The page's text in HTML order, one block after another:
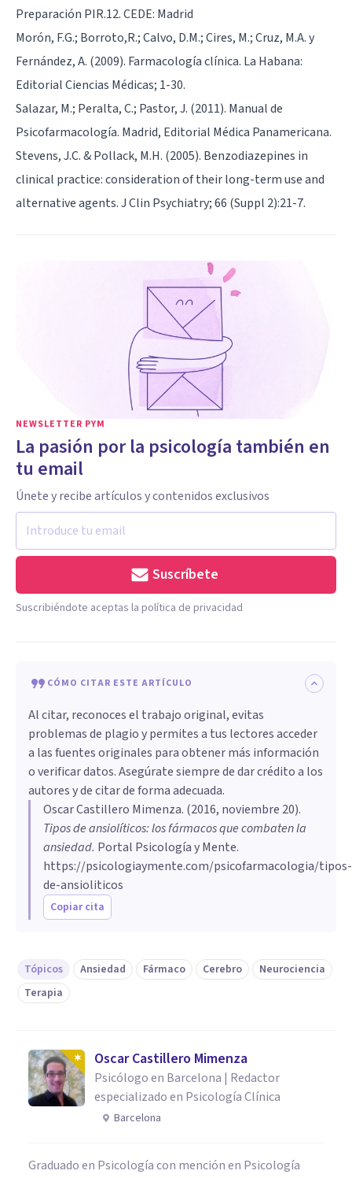
Preparación PIR.12. CEDE: Madrid
Morón, F.G.; Borroto,R.; Calvo, D.M.; Cires, M.; Cruz, M.A. y
Fernández, A. (2009). Farmacología clínica. La Habana:
Editorial Ciencias Médicas; 1-30.
Salazar, M.; Peralta, C.; Pastor, J. (2011). Manual de
Psicofarmacología. Madrid, Editorial Médica Panamericana.
Stevens, J.C. & Pollack, M.H. (2005). Benzodiazepines in
clinical practice: consideration of their long-term use and
alternative agents. J Clin Psychiatry; 66 (Suppl 2):21-7.
NEWSLETTER PYM
La pasión por la psicología también en
tu email
Únete y recibe artículos y contenidos exclusivos
Suscríbete
Suscribiéndote aceptas la política de privacidad
CÓMO CITAR ESTE ARTÍCULO
Al citar, reconoces el trabajo original, evitas
problemas de plagio y permites a tus lectores acceder
a las fuentes originales para obtener más información
o verificar datos. Asegúrate siempre de dar crédito a los
autores y de citar de forma adecuada.
Oscar Castillero Mimenza. (2016, noviembre 20).
Tipos de ansiolíticos: los fármacos que combaten la
ansiedad. Portal Psicología y Mente.
https://psicologiaymente.com/psicofarmacologia/tipos-
de-ansioliticos
Copiar cita
Tópicos Ansiedad Fármaco Cerebro
Neurociencia
Terapia
Oscar Castillero Mimenza
Psicólogo en Barcelona | Redactor
especializado en Psicología Clínica
Barcelona
Graduado en Psicología con mención en Psicología